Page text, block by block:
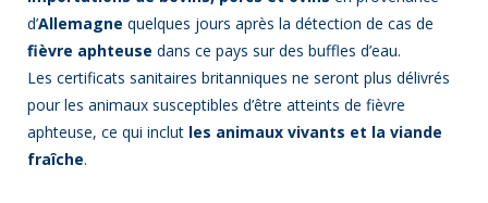
d’Allemagne quelques jours après la détection de cas de
fièvre aphteuse dans ce pays sur des buffles d’eau.
Les certificats sanitaires britanniques ne seront plus délivrés
pour les animaux susceptibles d’être atteints de fièvre
aphteuse, ce qui inclut les animaux vivants et la viande
fraîche.